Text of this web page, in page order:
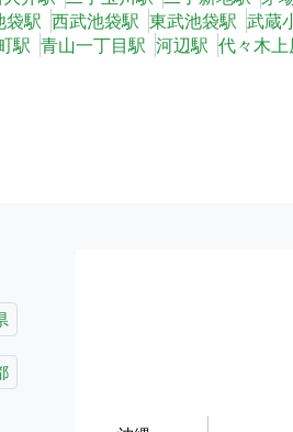
袋駅 西武池袋駅 東武池袋駅 武蔵
駅 青山一丁目駅 河辺駅 代々木上